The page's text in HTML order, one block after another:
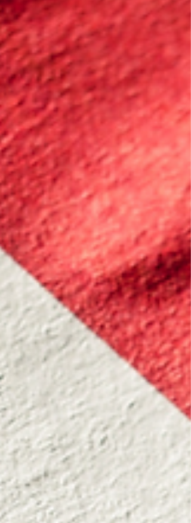
che innovano hanno una probabilità più alta
di esportare , soprattutto verso i mercati
extra-Ue, e registrano una crescita del
valore delle esportazioni superiore
dell’8,3% rispetto a chi non innova. Secondo
Istat, in Italia le attività ad alta tecnologia
rappresentano circa l’8% del valo